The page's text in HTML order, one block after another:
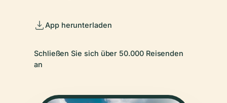
App herunterladen
Schließen Sie sich über 50.000 Reisenden
an